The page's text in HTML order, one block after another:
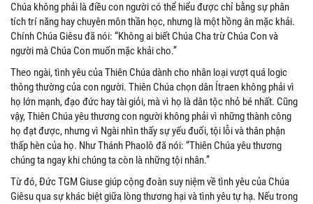
Chúa không phải là điều con người có thể hiểu được chỉ bằng sự phân
tích trí năng hay chuyên môn thần học, nhưng là một hồng ân mặc khải.
Chính Chúa Giêsu đã nói: “Không ai biết Chúa Cha trừ Chúa Con và
người mà Chúa Con muốn mặc khải cho.”
Theo ngài, tình yêu của Thiên Chúa dành cho nhân loại vượt quá logic
thông thường của con người. Thiên Chúa chọn dân Ítraen không phải vì
họ lớn mạnh, đạo đức hay tài giỏi, mà vì họ là dân tộc nhỏ bé nhất. Cũng
vậy, Thiên Chúa yêu thương con người không phải vì những thành công
họ đạt được, nhưng vì Ngài nhìn thấy sự yếu đuối, tội lỗi và thân phận
thấp hèn của họ. Như Thánh Phaolô đã nói: “Thiên Chúa yêu thương
chúng ta ngay khi chúng ta còn là những tội nhân.”
Từ đó, Đức TGM Giuse giúp cộng đoàn suy niệm về tình yêu của Chúa
Giêsu qua sự khác biệt giữa lòng thương hại và tình yêu tự hạ. Nếu trong